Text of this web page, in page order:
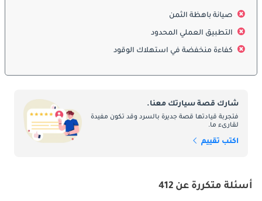
الداخل
الفاخرة والتطعيمات الخشبية ومقاعد كهربائية قابلة للتعديل، مما عزز
واضحة، مع تكييف هواء وتحسينات في التصميم الداخلي لتسهيل
قدمت 412 تحسينات في الأمان مقارنة بسابقاتها، مثل مكابح ABS من
صيانة باهظة الثمن
التطبيق العملي المحدود
كفاءة منخفضة في استهلاك الوقود
شارك قصة سيارتك معنا.
فتجربة قيادتها قصة جديرة بالسرد وقد تكون مفيدة
لقارىء ما.
اكتب تقييم
أسئلة متكررة عن 412